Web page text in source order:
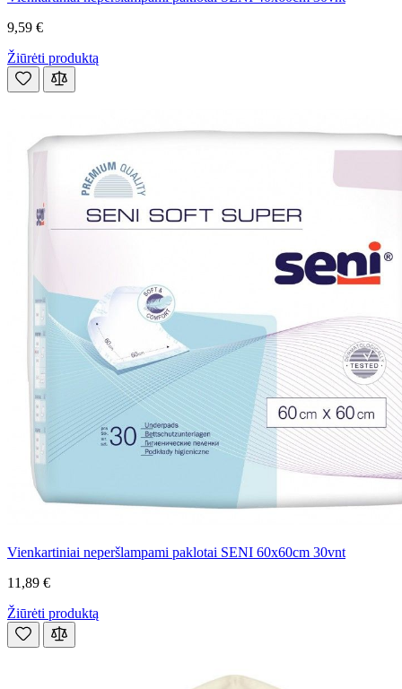
9,59 €
Žiūrėti produktą
Vienkartiniai neperšlampami paklotai SENI 60x60cm 30vnt
11,89 €
Žiūrėti produktą